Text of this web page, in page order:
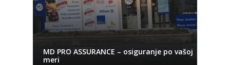
MD PRO ASSURANCE – osiguranje po vašoj
meri